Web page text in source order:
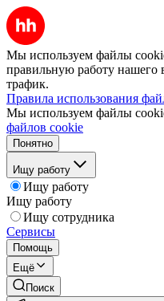
Мы используем файлы
правильную работу нашего
трафик.
Правила использования
Мы используем файлы
файлов cookie
Понятно
Ищу работу
Ищу работу
Ищу работу
Ищу сотрудника
Сервисы
Помощь
Ещё
Поиск